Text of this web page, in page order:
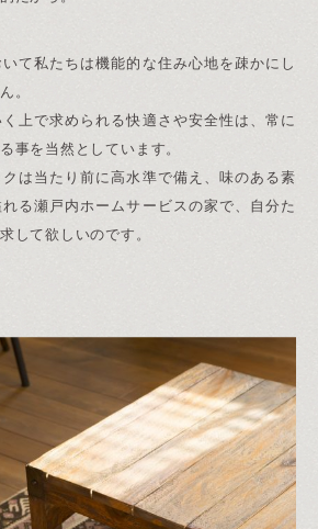
て私たちは機能的な住み心地を疎かにし
。
上で求められる快適さや安全性は、常に
事を当然としています。
は当たり前に高水準で備え、味のある素
る瀬戸内ホームサービスの家で、自分た
して欲しいのです。